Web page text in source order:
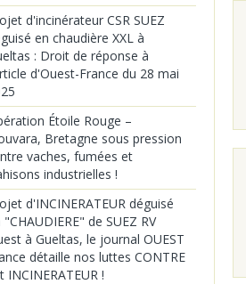
d'incinérateur CSR SUEZ
en chaudière XXL à
: Droit de réponse à
d'Ouest-France du 28 mai
Étoile Rouge –
Bretagne sous pression
vaches, fumées et
industrielles !
d'INCINERATEUR déguisé
"CHAUDIERE" de SUEZ RV
à Gueltas, le journal OUEST
détaille nos luttes CONTRE
INCINERATEUR !